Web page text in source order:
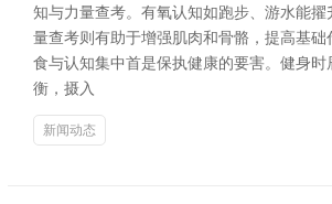
知与力量查考。有氧认知如跑步、游水能擢
量查考则有助于增强肌肉和骨骼，提高基
食与认知集中首是保执健康的要害。健身时
衡，摄入
新闻动态